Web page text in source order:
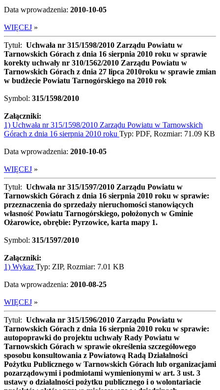
Data wprowadzenia: 2010-10-05
WIĘCEJ »
Tytuł: Uchwała nr 315/1598/2010 Zarządu Powiatu w
Tarnowskich Górach z dnia 16 sierpnia 2010 roku w sprawie
korekty uchwały nr 310/1562/2010 Zarządu Powiatu w
Tarnowskich Górach z dnia 27 lipca 2010roku w sprawie zmian
w budżecie Powiatu Tarnogórskiego na 2010 rok
Symbol: 315/1598/2010
Załączniki:
1) Uchwała nr 315/1598/2010 Zarządu Powiatu w Tarnowskich
Górach z dnia 16 sierpnia 2010 roku Typ: PDF, Rozmiar: 71.09 KB
Data wprowadzenia: 2010-10-05
WIĘCEJ »
Tytuł: Uchwała nr 315/1597/2010 Zarządu Powiatu w
Tarnowskich Górach z dnia 16 sierpnia 2010 roku w sprawie:
przeznaczenia do sprzedaży nieruchomości stanowiących
własność Powiatu Tarnogórskiego, położonych w Gminie
Ożarowice, obrębie: Pyrzowice, karta mapy 1.
Symbol: 315/1597/2010
Załączniki:
1) Wykaz Typ: ZIP, Rozmiar: 7.01 KB
Data wprowadzenia: 2010-08-25
WIĘCEJ »
Tytuł: Uchwała nr 315/1596/2010 Zarządu Powiatu w
Tarnowskich Górach z dnia 16 sierpnia 2010 roku w sprawie:
autopoprawki do projektu uchwały Rady Powiatu w
Tarnowskich Górach w sprawie określenia szczegółowego
sposobu konsultowania z Powiatową Radą Działalności
Pożytku Publicznego w Tarnowskich Górach lub organizacjami
pozarządowymi i podmiotami wymienionymi w art. 3 ust. 3
ustawy o działalności pożytku publicznego i o wolontariacie